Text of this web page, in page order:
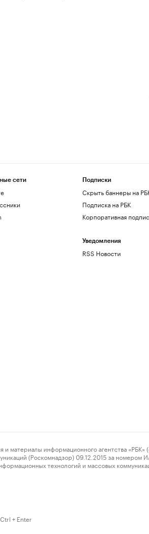
сети Подписки
Скрыть баннеры на
Подписка на РБК
Корпоративная
Уведомления
RSS Новости
информационного агентства «РБК»
(Роскомнадзор) 09.12.2015 за
технологий и массовых
+ Enter